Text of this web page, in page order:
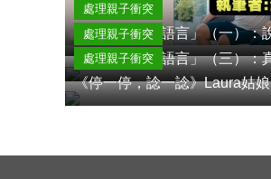
處理親子衝突
處理親子衝突
處理親子衝突
《停一停，諗一諗》Laura姑娘